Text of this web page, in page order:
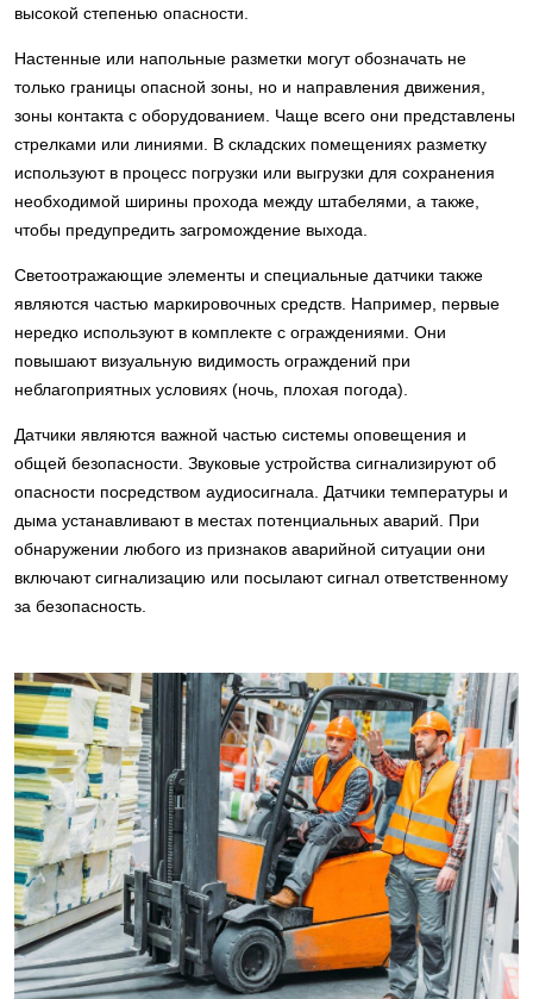
высокой степенью опасности.
Настенные или напольные разметки могут обозначать не
только границы опасной зоны, но и направления движения,
зоны контакта с оборудованием. Чаще всего они представлены
стрелками или линиями. В складских помещениях разметку
используют в процесс погрузки или выгрузки для сохранения
необходимой ширины прохода между штабелями, а также,
чтобы предупредить загромождение выхода.
Светоотражающие элементы и специальные датчики также
являются частью маркировочных средств. Например, первые
нередко используют в комплекте с ограждениями. Они
повышают визуальную видимость ограждений при
неблагоприятных условиях (ночь, плохая погода).
Датчики являются важной частью системы оповещения и
общей безопасности. Звуковые устройства сигнализируют об
опасности посредством аудиосигнала. Датчики температуры и
дыма устанавливают в местах потенциальных аварий. При
обнаружении любого из признаков аварийной ситуации они
включают сигнализацию или посылают сигнал ответственному
за безопасность.